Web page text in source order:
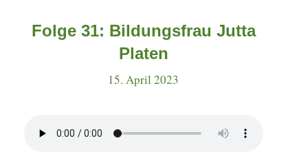
Folge 31: Bildungsfrau Jutta
Platen
15. April 2023